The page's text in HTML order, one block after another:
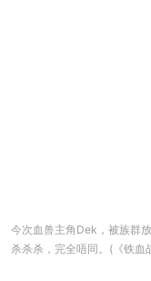
今次血兽主角Dek，被族群
杀杀杀，完全唔同。(《铁血